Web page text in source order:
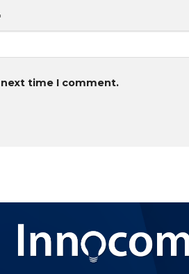
time I comment.